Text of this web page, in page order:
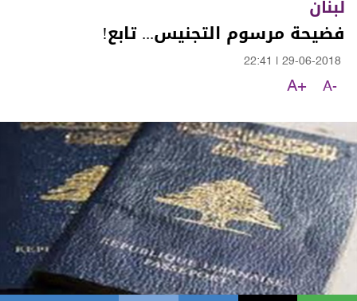
لبنان
فضيحة مرسوم التجنيس... تابع!
29-06-2018
22:41
A-
A+